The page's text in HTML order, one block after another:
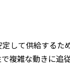
して供給する
複雑な動きに追